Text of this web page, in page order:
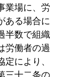
業場に、労
ある場合に
半数で組織
労働者の過
により、
三十二条の